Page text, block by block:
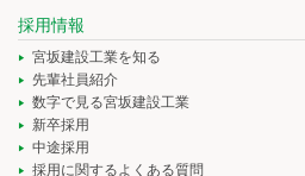
採用情報
宮坂建設工業を知る
先輩社員紹介
数字で見る宮坂建設工業
新卒採用
中途採用
採用に関するよくある質問